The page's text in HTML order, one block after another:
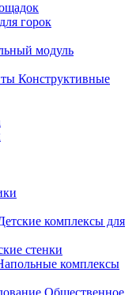
горок
модуль
Конструктивные
комплексы для
стенки
комплексы
Общественное